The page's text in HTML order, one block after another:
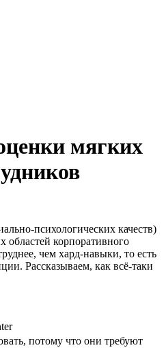
мягких
психологических качеств)
областей корпоративного
чем хард-навыки, то есть
Рассказываем, как всё-таки
потому что они требуют